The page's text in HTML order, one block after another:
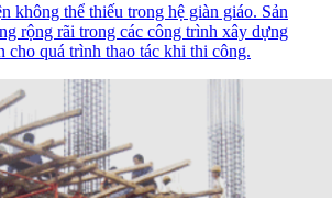
không thể thiếu trong hệ giàn giáo. Sản
rộng rãi trong các công trình xây dựng
cho quá trình thao tác khi thi công.